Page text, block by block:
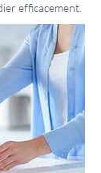
efficacement.